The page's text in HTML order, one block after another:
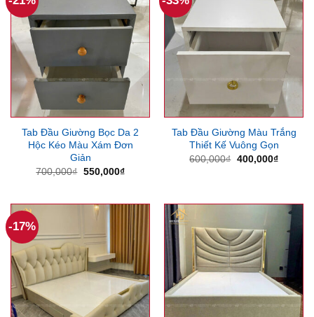
Tab Đầu Giường Bọc Da 2
Hộc Kéo Màu Xám Đơn
Giản
700,000₫ Giá
550,000₫Giá
550,000₫.
Tab Đầu Giường Màu Trắng
Thiết Kế Vuông Gọn
600,000₫ Giá
400,000₫Giá
-17%